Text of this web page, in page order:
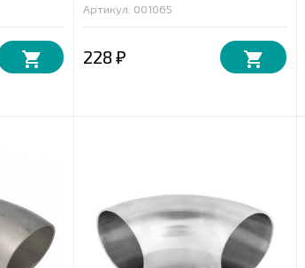
Артикул: 001065
228 ₽